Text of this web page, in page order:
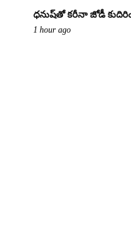
ధనుష్‌తో కరీనా జోడీ
1 hour ago